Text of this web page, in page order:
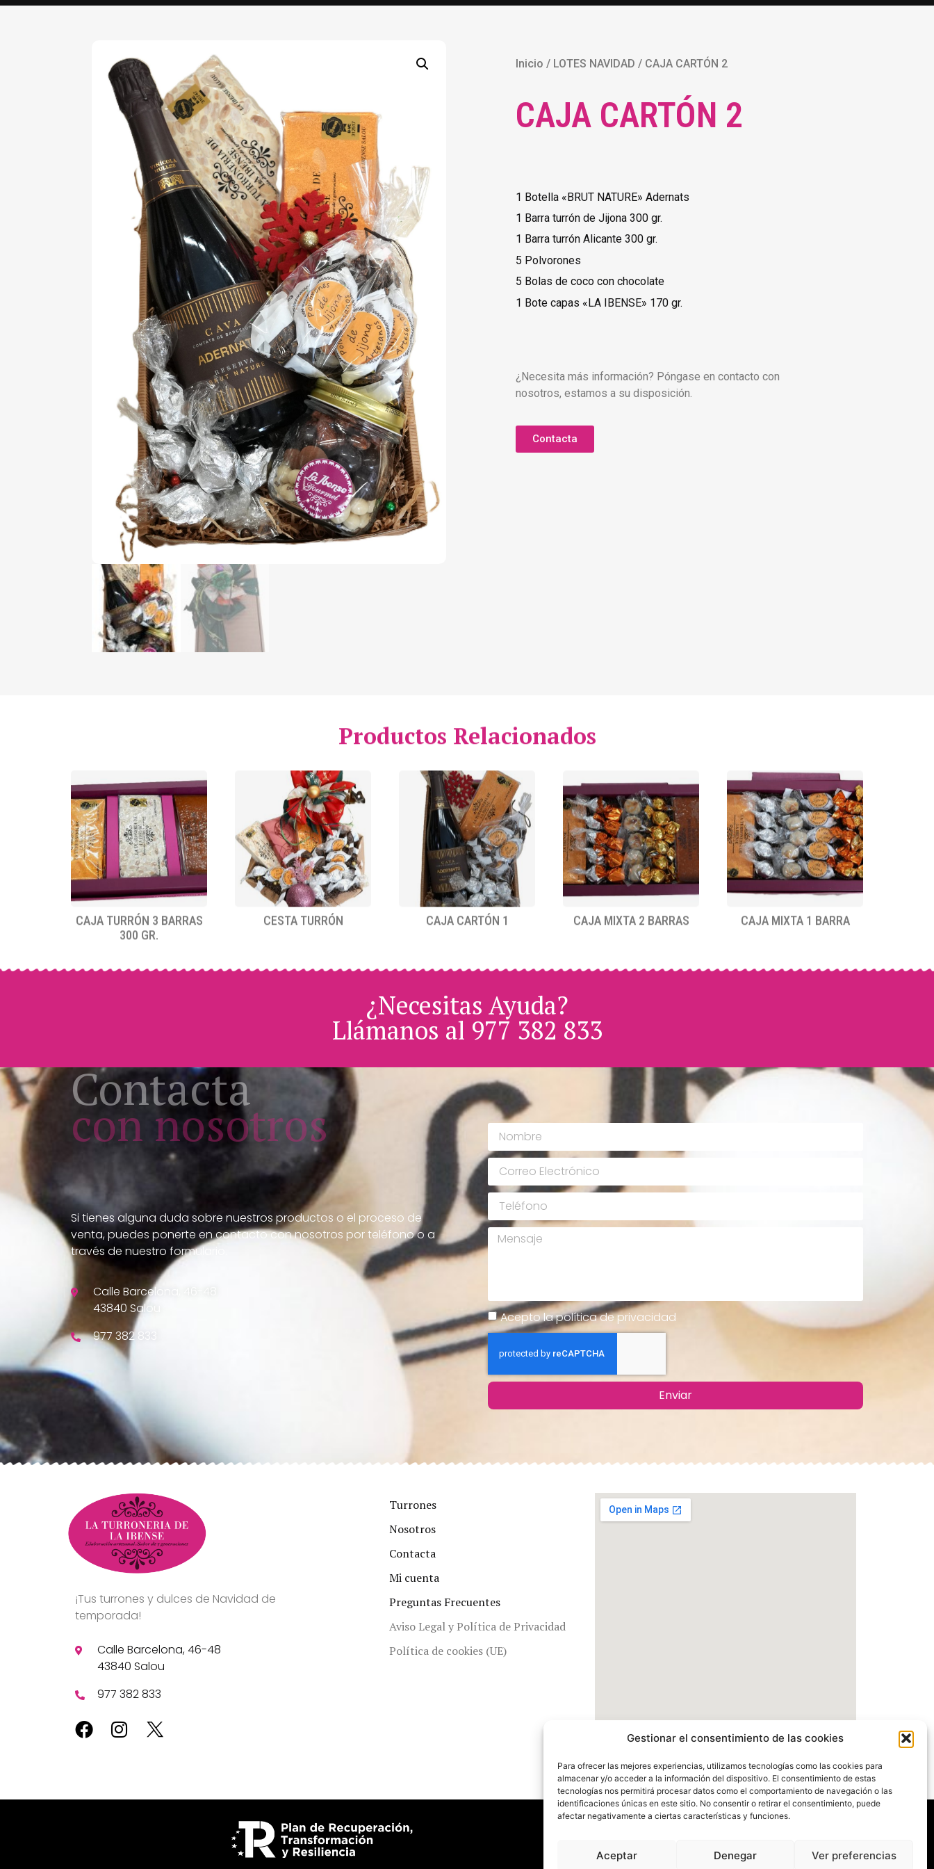
Gestionar el consentimiento de las cookies
Para ofrecer las mejores experiencias, utilizamos tecnologías como las cookies para
almacenar y/o acceder a la información del dispositivo. El consentimiento de estas
tecnologías nos permitirá procesar datos como el comportamiento de navegación o las
identificaciones únicas en este sitio. No consentir o retirar el consentimiento, puede
afectar negativamente a ciertas características y funciones.
Aceptar Denegar Ver preferencias
Inicio / LOTES NAVIDAD / CAJA CARTÓN 2
CAJA CARTÓN 2
1 Botella «BRUT NATURE» Adernats
1 Barra turrón de Jijona 300 gr.
1 Barra turrón Alicante 300 gr.
5 Polvorones
5 Bolas de coco con chocolate
1 Bote capas «LA IBENSE» 170 gr.
¿Necesita más información? Póngase en contacto con
nosotros, estamos a su disposición.
Contacta
Productos Relacionados
CAJA TURRÓN 3 BARRAS
300 GR.
CESTA TURRÓN CAJA CARTÓN 1 CAJA MIXTA 2 BARRAS CAJA MIXTA 1 BARRA
¿Necesitas Ayuda?
Llámanos al 977 382 833
Contacta
con nosotros
Si tienes alguna duda sobre nuestros productos o el proceso de
venta, puedes ponerte en contacto con nosotros por teléfono o a
través de nuestro formulario.
Calle Barcelona, 46-48
43840 Salou
977 382 833
Acepto la política de privacidad
Enviar
¡Tus turrones y dulces de Navidad de
temporada!
Calle Barcelona, 46-48
43840 Salou
977 382 833
Turrones
Nosotros
Contacta
Mi cuenta
Preguntas Frecuentes
Aviso Legal y Política de Privacidad
Política de cookies (UE)